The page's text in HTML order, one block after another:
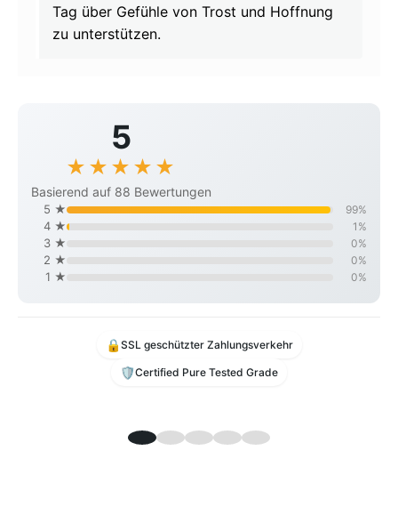
Tag über Gefühle von Trost und Hoffnung
zu unterstützen.
5
★ ★ ★ ★ ★
Basierend auf 88 Bewertungen
5 ★ 99%
4 ★ 1%
3 ★ 0%
2 ★ 0%
1 ★ 0%
🔒 SSL geschützter Zahlungsverkehr
🛡️Certified Pure Tested Grade